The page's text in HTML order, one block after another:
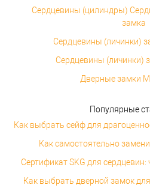
Сердцевины (цилиндры)
замка
Сердцевины (личинки)
Сердцевины (личинки)
Дверные замки
Популярные
Как выбрать сейф для
Как самостоятельно
Сертификат SKG для сердцевин:
Как выбрать дверной замок